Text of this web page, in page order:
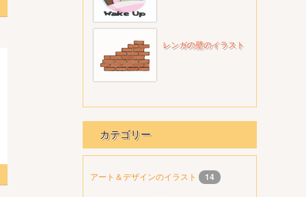
レンガの壁のイラスト
カテゴリー
アート＆デザインのイラスト 14